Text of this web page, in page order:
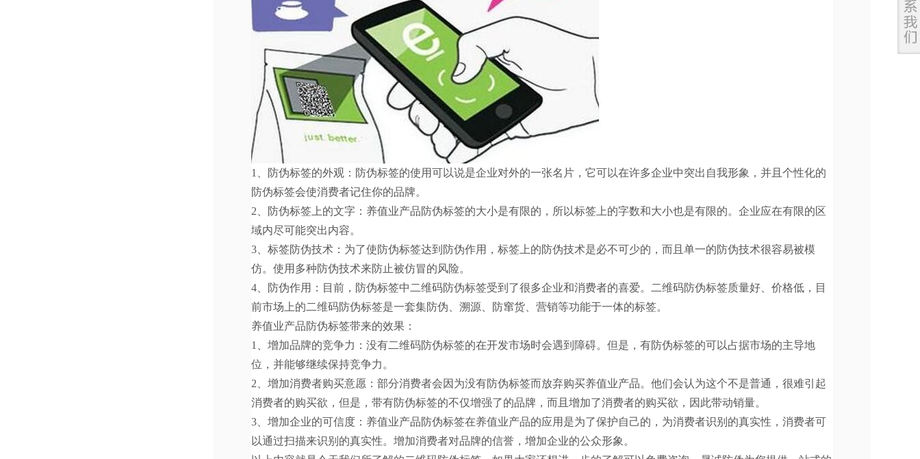
1、防伪标签的外观：防伪标签的使用可以说是企业对外的一张名片，它可以在许多企业中突出自我形象，并且个性化的
防伪标签会使消费者记住你的品牌。
2、防伪标签上的文字：养值业产品防伪标签的大小是有限的，所以标签上的字数和大小也是有限的。企业应在有限的区
域内尽可能突出内容。
3、标签防伪技术：为了使防伪标签达到防伪作用，标签上的防伪技术是必不可少的，而且单一的防伪技术很容易被模
仿。使用多种防伪技术来防止被仿冒的风险。
4、防伪作用：目前，防伪标签中二维码防伪标签受到了很多企业和消费者的喜爱。二维码防伪标签质量好、价格低，目
前市场上的二维码防伪标签是一套集防伪、溯源、防窜货、营销等功能于一体的标签。
养值业产品防伪标签带来的效果：
1、增加品牌的竞争力：没有二维码防伪标签的在开发市场时会遇到障碍。但是，有防伪标签的可以占据市场的主导地
位，并能够继续保持竞争力。
2、增加消费者购买意愿：部分消费者会因为没有防伪标签而放弃购买养值业产品。他们会认为这个不是普通，很难引起
消费者的购买欲，但是，带有防伪标签的不仅增强了的品牌，而且增加了消费者的购买欲，因此带动销量。
3、增加企业的可信度：养值业产品防伪标签在养值业产品的应用是为了保护自己的，为消费者识别的真实性，消费者可
以通过扫描来识别的真实性。增加消费者对品牌的信誉，增加企业的公众形象。